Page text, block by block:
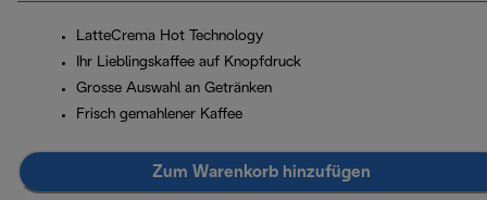
LatteCrema Hot Technology
Ihr Lieblingskaffee auf Knopfdruck
Grosse Auswahl an Getränken
Frisch gemahlener Kaffee
Zum Warenkorb hinzufügen